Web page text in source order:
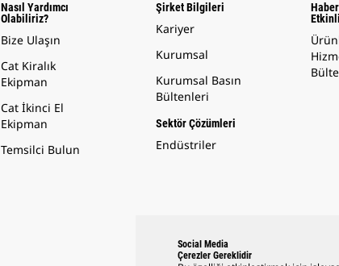
Nasıl Yardımcı
Olabiliriz?
Bize Ulaşın
Cat Kiralık
Ekipman
Cat İkinci El
Ekipman
Temsilci Bulun
Şirket Bilgileri
Kariyer
Kurumsal
Kurumsal Basın
Bültenleri
Sektör Çözümleri
Endüstriler
Social Media
Çerezler Gereklidir